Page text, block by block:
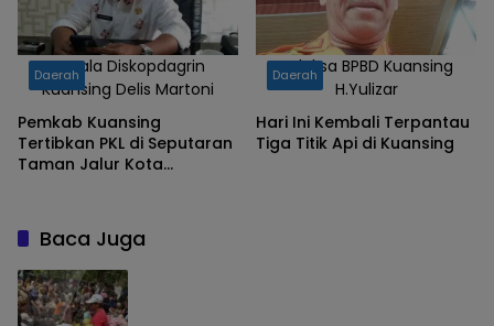
Kepala Diskopdagrin
Kuansing Delis Martoni
Daerah
Pemkab Kuansing
Tertibkan PKL di Seputaran
Taman Jalur Kota
Kalaksa BPBD Kuansing
H.Yulizar
Daerah
Hari Ini Kembali Terpantau
Tiga Titik Api di Kuansing
Baca Juga